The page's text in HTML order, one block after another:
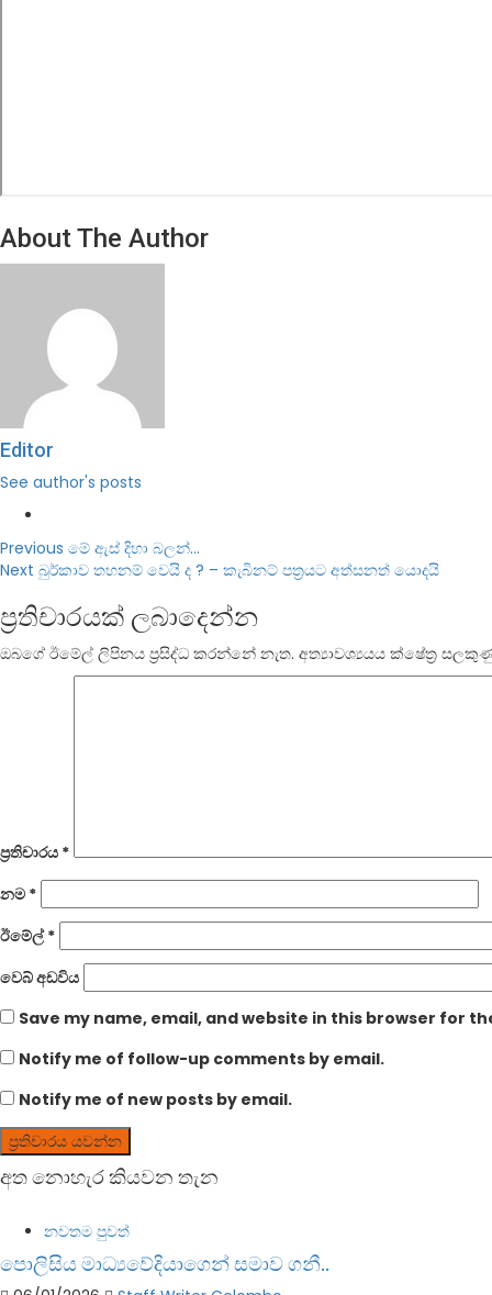
About The Author
Editor
See author's posts
Post
navigation
Previous මේ ඇස් දිහා බලන්…
Next බුර්කාව තහනම් වෙයි ද ? – කැබිනට් පත්‍රයට අත්සනත් යොදයි
ප්‍රතිචාරයක් ලබාදෙන්න
ඔබගේ ඊමේල් ලිපිනය ප්‍රසිද්ධ කරන්නේ නැත. අත්‍යාවශ්‍යයය ක්ෂේත්‍ර
ප්‍රතිචාරය *
නම *
ඊමේල්*
වෙබ් අඩවිය
Save my name, email, and website in this browser for
Notify me of follow-up comments by email.
Notify me of new posts by email.
අත නොහැර කියවන තැන
නවතම පුවත්
පොලිසිය මාධ්‍යවේදියාගෙන් සමාව ගනී..